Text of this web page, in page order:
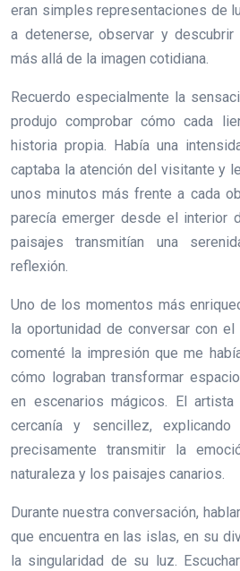
eran simples representaciones de
a detenerse, observar y descubrir
más allá de la imagen cotidiana.
Recuerdo especialmente la
produjo comprobar cómo cada
historia propia. Había una
captaba la atención del visitante y
unos minutos más frente a cada
parecía emerger desde el interior
paisajes transmitían una
reflexión.
Uno de los momentos más
la oportunidad de conversar con
comenté la impresión que me
cómo lograban transformar
en escenarios mágicos. El artista
cercanía y sencillez,
precisamente transmitir la
naturaleza y los paisajes canarios.
Durante nuestra conversación,
que encuentra en las islas, en su
la singularidad de su luz.